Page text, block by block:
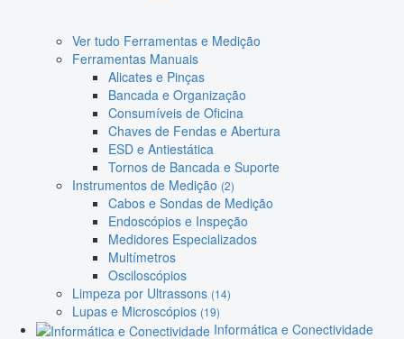
Ver tudo Ferramentas e Medição
Ferramentas Manuais
Alicates e Pinças
Bancada e Organização
Consumíveis de Oficina
Chaves de Fendas e Abertura
ESD e Antiestática
Tornos de Bancada e Suporte
Instrumentos de Medição (2)
Cabos e Sondas de Medição
Endoscópios e Inspeção
Medidores Especializados
Multímetros
Osciloscópios
Limpeza por Ultrassons (14)
Lupas e Microscópios (19)
Informática e Conectividade